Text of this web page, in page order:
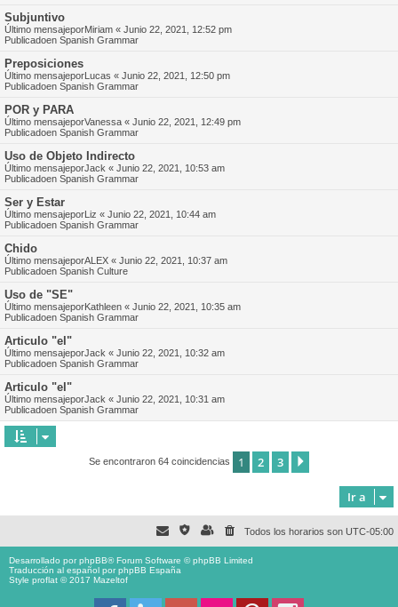
Subjuntivo
Último mensajeporMiriam « Junio 22, 2021, 12:52 pm
Publicadoen Spanish Grammar
Preposiciones
Último mensajeporLucas « Junio 22, 2021, 12:50 pm
Publicadoen Spanish Grammar
POR y PARA
Último mensajeporVanessa « Junio 22, 2021, 12:49 pm
Publicadoen Spanish Grammar
Uso de Objeto Indirecto
Último mensajeporJack « Junio 22, 2021, 10:53 am
Publicadoen Spanish Grammar
Ser y Estar
Último mensajeporLiz « Junio 22, 2021, 10:44 am
Publicadoen Spanish Grammar
Chido
Último mensajeporALEX « Junio 22, 2021, 10:37 am
Publicadoen Spanish Culture
Uso de "SE"
Último mensajeporKathleen « Junio 22, 2021, 10:35 am
Publicadoen Spanish Grammar
Articulo "el"
Último mensajeporJack « Junio 22, 2021, 10:32 am
Publicadoen Spanish Grammar
Articulo "el"
Último mensajeporJack « Junio 22, 2021, 10:31 am
Publicadoen Spanish Grammar
Se encontraron 64 coincidencias 1 2 3
Ir a
Todos los horarios son UTC-05:00
Desarrollado porphpBB® Forum Software © phpBB Limited
Traducción al español porphpBB España
Style proflat © 2017 Mazeltof